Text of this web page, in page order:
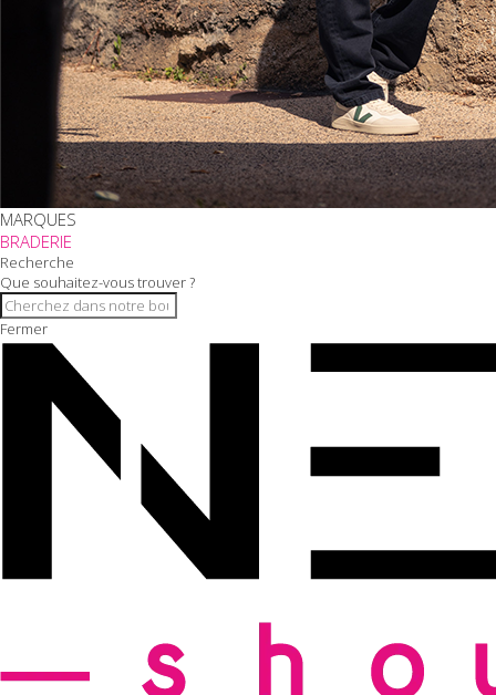
MARQUES
BRADERIE
Recherche
Que souhaitez-vous trouver ?
Fermer